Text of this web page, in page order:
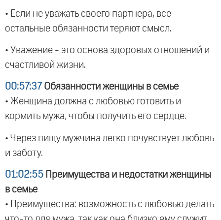
• Если не уважать своего партнера, все
остальные обязанности теряют смысл.
• Уважение - это основа здоровых отношений и
счастливой жизни.
00:57:37 Обязанности женщины в семье
• Женщина должна с любовью готовить и
кормить мужа, чтобы получить его сердце.
• Через пищу мужчина легко почувствует любовь
и заботу.
01:02:55 Преимущества и недостатки женщины
в семье
• Преимущества: возможность с любовью делать